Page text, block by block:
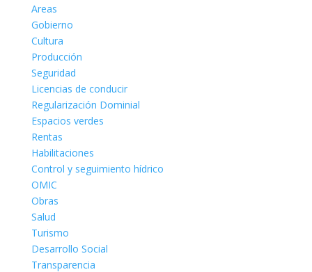
Areas
Gobierno
Cultura
Producción
Seguridad
Licencias de conducir
Regularización Dominial
Espacios verdes
Rentas
Habilitaciones
Control y seguimiento hídrico
OMIC
Obras
Salud
Turismo
Desarrollo Social
Transparencia